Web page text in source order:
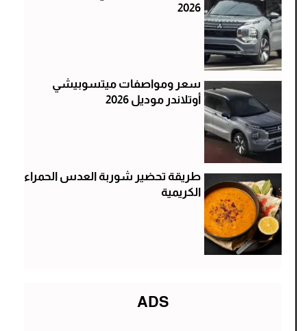
2026
سعر ومواصفات ميتسوبيشي
أوتلاندر موديل 2026
طريقة تحضير شوربة العدس الحمراء
الكريمية
ADS